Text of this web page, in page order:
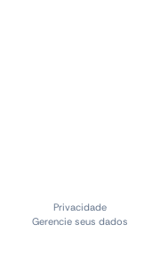
Privacidade
Gerencie seus dados